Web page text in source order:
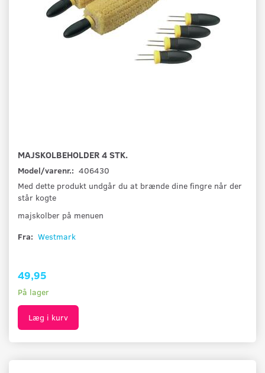
MAJSKOLBEHOLDER 4 STK.
Model/varenr.: 406430
Med dette produkt undgår du at brænde dine fingre når der
står kogte
majskolber på menuen
Fra: Westmark
49,95
På lager
Læg i kurv